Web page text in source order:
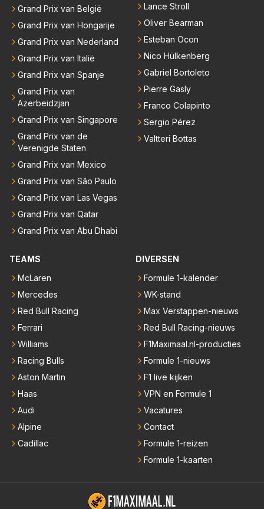
Grand Prix van België
Grand Prix van Hongarije
Grand Prix van Nederland
Grand Prix van Italië
Grand Prix van Spanje
Grand Prix van
Azerbeidzjan
Grand Prix van Singapore
Grand Prix van de
Verenigde Staten
Grand Prix van Mexico
Grand Prix van São Paulo
Grand Prix van Las Vegas
Grand Prix van Qatar
Grand Prix van Abu Dhabi
Lance Stroll
Oliver Bearman
Esteban Ocon
Nico Hülkenberg
Gabriel Bortoleto
Pierre Gasly
Franco Colapinto
Sergio Pérez
Valtteri Bottas
TEAMS
McLaren
Mercedes
Red Bull Racing
Ferrari
Williams
Racing Bulls
Aston Martin
Haas
Audi
Alpine
Cadillac
DIVERSEN
Formule 1-kalender
WK-stand
Max Verstappen-nieuws
Red Bull Racing-nieuws
F1Maximaal.nl-producties
Formule 1-nieuws
F1 live kijken
VPN en Formule 1
Vacatures
Contact
Formule 1-reizen
Formule 1-kaarten